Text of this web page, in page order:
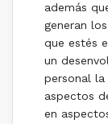
además
generan
que estés
un
personal
aspectos
en